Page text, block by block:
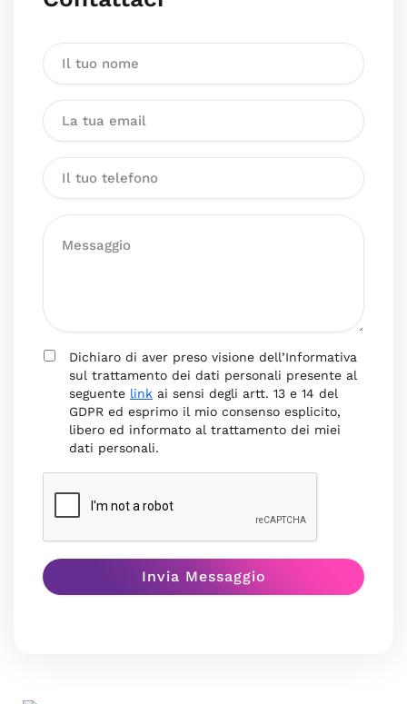
Dichiaro di aver preso visione dell’Informativa
sul trattamento dei dati personali presente al
seguente link ai sensi degli artt. 13 e 14 del
GDPR ed esprimo il mio consenso esplicito,
libero ed informato al trattamento dei miei
dati personali.